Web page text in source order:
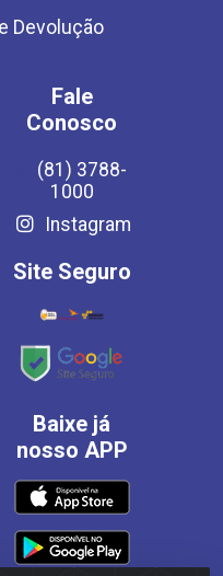
Devolução
Fale
Conosco
(81) 3788-
1000
Instagram
Site Seguro
Baixe já
nosso APP